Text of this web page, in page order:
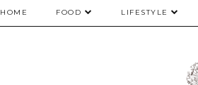
HOME FOOD LIFESTYLE